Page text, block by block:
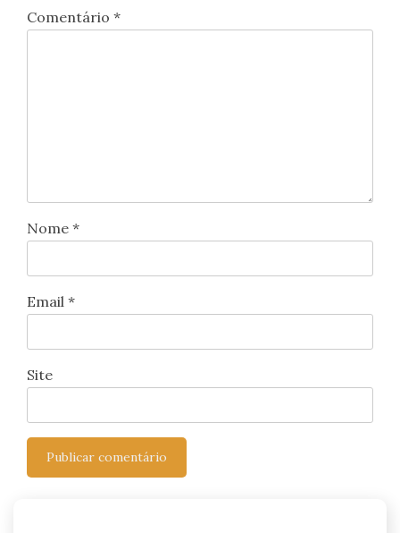
Comentário *
Nome *
Email *
Site